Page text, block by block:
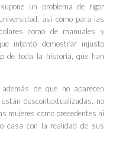
un problema de rigor
así como para las
como de manuales y
intentó demostrar injusto
de toda la historia, que han
de que no aparecen
descontextualizadas, no
mujeres como precedentes ni
casa con la realidad de sus